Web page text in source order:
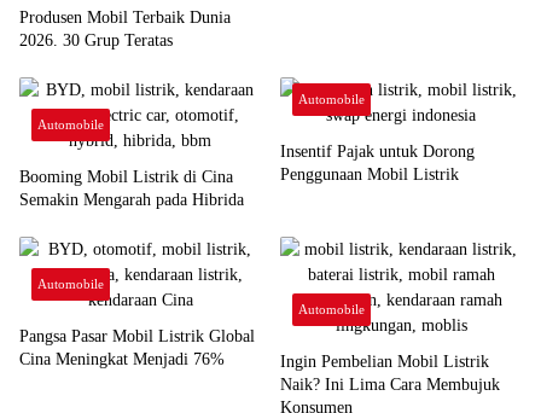
Produsen Mobil Terbaik Dunia
2026. 30 Grup Teratas
Automobile
Booming Mobil Listrik di Cina
Semakin Mengarah pada Hibrida
Automobile
Insentif Pajak untuk Dorong
Penggunaan Mobil Listrik
Automobile
Pangsa Pasar Mobil Listrik Global
Cina Meningkat Menjadi 76%
Automobile
Ingin Pembelian Mobil Listrik
Naik? Ini Lima Cara Membujuk
Konsumen